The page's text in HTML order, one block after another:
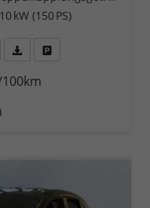
kW (150 PS)
PDF-Datei, Fahrzeugexposé